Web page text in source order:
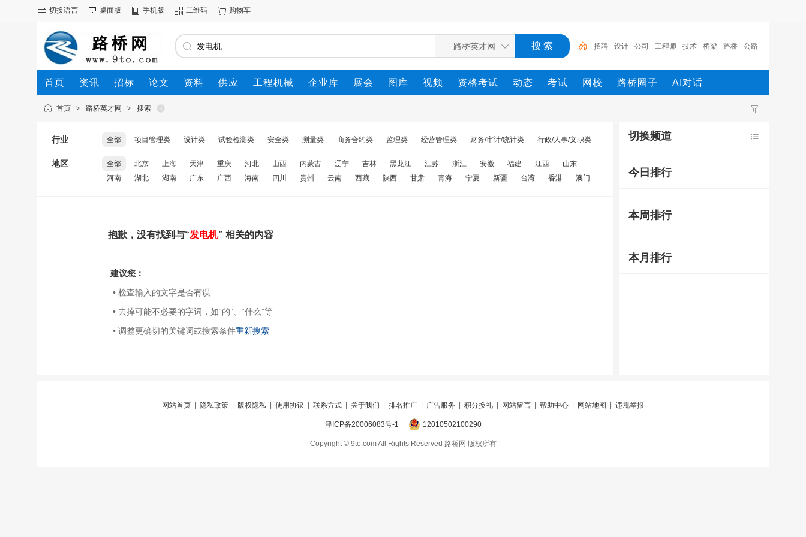
切换语言 桌面版 手机版 二维码 购物车
招聘 设计 公司 工程师 技术 桥梁 路桥 公路
广东 工程
首页 资讯 招标 论文 资料 供应 工程机械 企业库 展会 图库 视频 资格考试 动态 考试 网校 路桥圈子 AI对话
首页 > 路桥英才网 > 搜索
行业 全部 项目管理类 设计类 试验检测类 安全类 测量类 商务合约类 监理类 经营管理类 财务/审计/统计类 行政/人事/文职类
地区 全部 北京 上海 天津 重庆 河北 山西 内蒙古 辽宁 吉林 黑龙江 江苏 浙江 安徽 福建 江西
山东
河南
湖北 湖南 广东 广西 海南 四川 贵州 云南 西藏 陕西 甘肃 青海 宁夏 新疆 台湾 香港 澳门
抱歉，没有找到与“发电机” 相关的内容
建议您：
• 检查输入的文字是否有误
• 去掉可能不必要的字词，如“的”、“什么”等
• 调整更确切的关键词或搜索条件重新搜索
切换频道
今日排行
本周排行
本月排行
网站首页 隐私政策 版权隐私 使用协议 联系方式 关于我们 排名推广 广告服务 积分换礼 网站留言 帮助中心 网站地图 违规举报
津ICP备20006083号-1 12010502100290
Copyright © 9to.com All Rights Reserved 路桥网 版权所有